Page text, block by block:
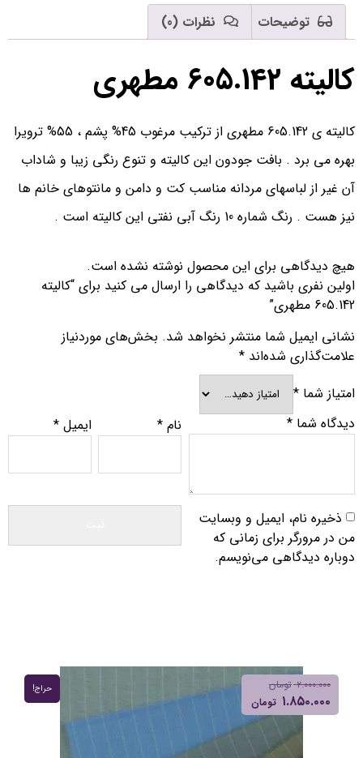
توضیحات نظرات (0)
كاليته 605.142 مطهری
کالیته ی 605.142 مطهری از ترکیب مرغوب 45% پشم ، 55% ترویرا
بهره می برد . بافت جودون این کالیته و تنوع رنگی زیبا و شاداب
آن غیر از لباسهای مردانه مناسب کت و دامن و مانتوهای خانم ها
نیز هست . رنگ شماره 10 رنگ آبی نفتی این کالیته است .
هیچ دیدگاهی برای این محصول نوشته نشده است.
اولین نفری باشید که دیدگاهی را ارسال می کنید برای “كاليته
605.142 مطهری”
نشانی ایمیل شما منتشر نخواهد شد. بخش‌های موردنیاز
علامت‌گذاری شده‌اند *
امتیاز شما *
دیدگاه شما * نام * ایمیل*
ذخیره نام، ایمیل و وبسایت
من در مرورگر برای زمانی که
دوباره دیدگاهی می‌نویسم.
۲.۰۰۰.۰۰۰ تومان
۱.۸۵۰.۰۰۰ تومان
حراج!